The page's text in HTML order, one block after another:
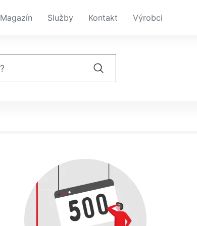
Magazín Služby Kontakt Výrobci